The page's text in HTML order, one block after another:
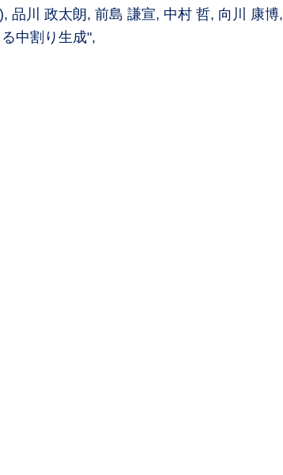
品川 政太朗, 前島 謙宣, 中村 哲, 向川 康博,
中割り生成",